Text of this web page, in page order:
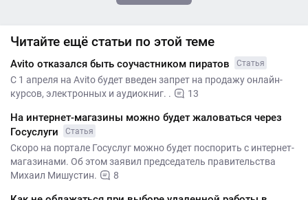
Читайте ещё статьи по этой теме
Avito отказался быть соучастником пиратов Статья
С 1 апреля на Avito будет введен запрет на продажу онлайн-
курсов, электронных и аудиокниг. .
13
На интернет-магазины можно будет жаловаться через
Госуслуги
Статья
Скоро на портале Госуслуг можно будет поспорить с интернет-
магазинами. Об этом заявил председатель правительства
Михаил Мишустин.
8